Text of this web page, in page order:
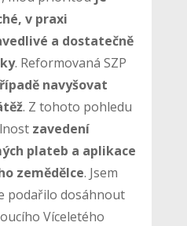
v praxi
a dostatečně
. Reformovaná SZP
navyšovat
. Z tohoto pohledu
zavedení
plateb a aplikace
zemědělce. Jsem
podařilo dosáhnout
Víceletého